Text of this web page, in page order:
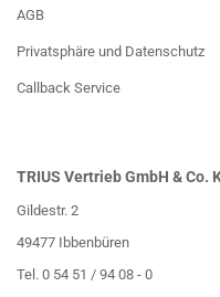
AGB
Privatsphäre und Datenschutz
Callback Service
TRIUS Vertrieb GmbH & Co.
Gildestr. 2
49477 Ibbenbüren
Tel. 0 54 51 / 94 08 - 0